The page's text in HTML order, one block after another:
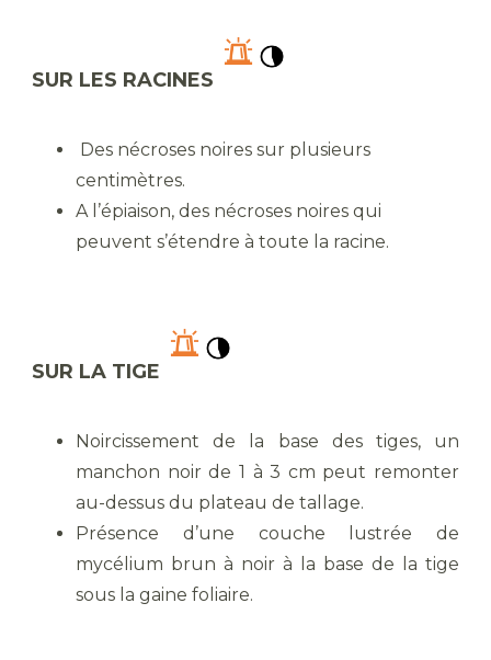
SUR LES RACINES
Des nécroses noires sur plusieurs
centimètres.
A l’épiaison, des nécroses noires qui
peuvent s’étendre à toute la racine.
SUR LA TIGE
Noircissement de la base des tiges, un
manchon noir de 1 à 3 cm peut remonter
au-dessus du plateau de tallage.
Présence d’une couche lustrée de
mycélium brun à noir à la base de la tige
sous la gaine foliaire.